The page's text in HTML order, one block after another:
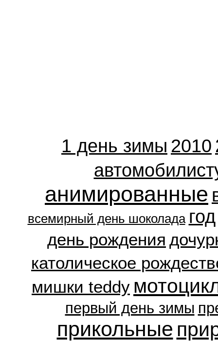
1 день зимы 2010
анимированные
всемирный день шоколада год
день рождения
католическое
мишки teddy
первый день зимы
прикольные